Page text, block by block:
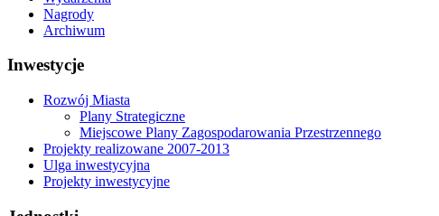
Nagrody
Archiwum
Inwestycje
Rozwój Miasta
Plany Strategiczne
Miejscowe Plany Zagospodarowania Przestrzennego
Projekty realizowane 2007-2013
Ulga inwestycyjna
Projekty inwestycyjne